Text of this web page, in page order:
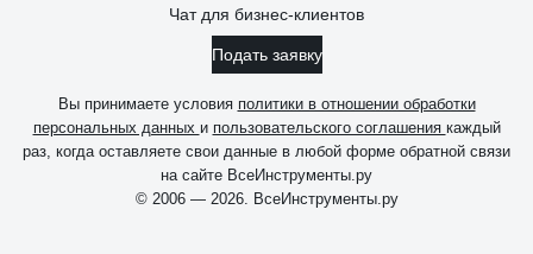
Чат для бизнес-клиентов
Подать заявку
Вы принимаете условия политики в отношении обработки
персональных данных и пользовательского соглашения каждый
раз, когда оставляете свои данные в любой форме обратной связи
на сайте ВсеИнструменты.ру
© 2006 — 2026. ВсеИнструменты.ру